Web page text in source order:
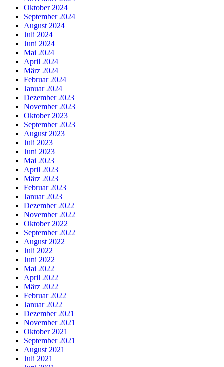
Oktober 2024
September 2024
August 2024
Juli 2024
Juni 2024
Mai 2024
April 2024
März 2024
Februar 2024
Januar 2024
Dezember 2023
November 2023
Oktober 2023
September 2023
August 2023
Juli 2023
Juni 2023
Mai 2023
April 2023
März 2023
Februar 2023
Januar 2023
Dezember 2022
November 2022
Oktober 2022
September 2022
August 2022
Juli 2022
Juni 2022
Mai 2022
April 2022
März 2022
Februar 2022
Januar 2022
Dezember 2021
November 2021
Oktober 2021
September 2021
August 2021
Juli 2021